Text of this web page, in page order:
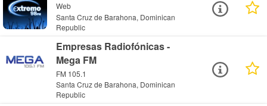
Web
Santa Cruz de Barahona, Dominican
Republic
Empresas Radiofónicas -
Mega FM
FM 105.1
Santa Cruz de Barahona, Dominican
Republic